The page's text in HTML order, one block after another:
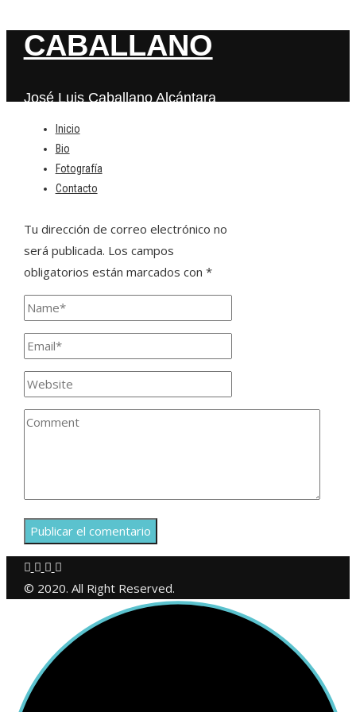
CABALLANO
José Luis Caballano Alcántara
Inicio
Bio
Fotografía
Contacto
Deja una respuesta
Tu dirección de correo electrónico no
será publicada. Los campos
obligatorios están marcados con *
© 2020. All Right Reserved.